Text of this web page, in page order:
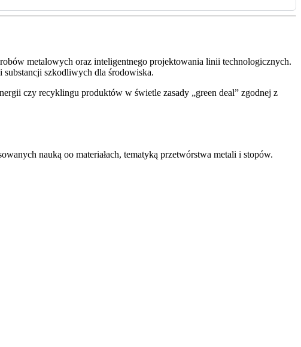
metalowych oraz inteligentnego projektowania linii technologicznych.
substancji szkodliwych dla środowiska.
czy recyklingu produktów w świetle zasady „green deal” zgodnej z
nauką oo materiałach, tematyką przetwórstwa metali i stopów.